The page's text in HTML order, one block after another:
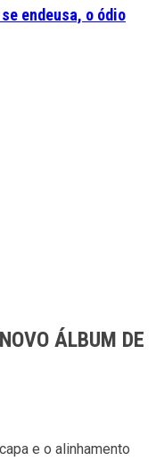
endeusa, o ódio
ÁLBUM DE
e o alinhamento